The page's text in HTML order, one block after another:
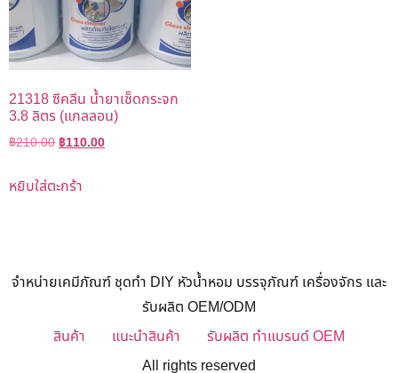
21318 ซีคลีน น้ำยาเช็ดกระจก
3.8 ลิตร (แกลลอน)
฿210.00฿110.00
หยิบใส่ตะกร้า
จำหน่ายเคมีภัณฑ์ ชุดทำ DIY หัวน้ำหอม บรรจุภัณฑ์ เครื่องจักร และ
รับผลิต OEM/ODM
สินค้า
แนะนำสินค้า
รับผลิต ทำแบรนด์ OEM
All rights reserved